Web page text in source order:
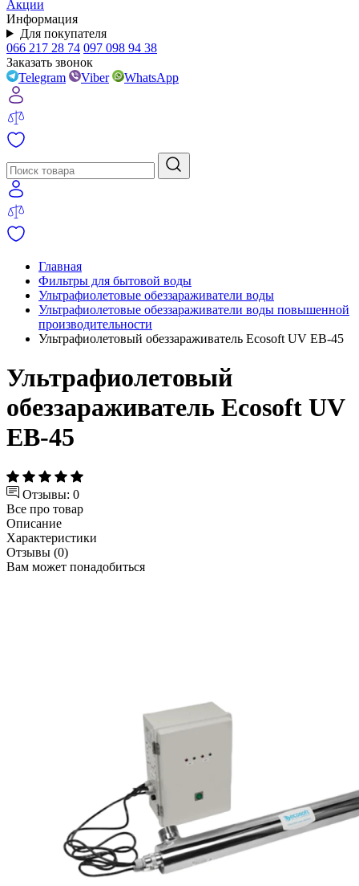
Акции
Информация
Для покупателя
066 217 28 74 097 098 94 38
Заказать звонок
Telegram
Viber WhatsApp
Главная
Фильтры для бытовой воды
Ультрафиолетовые обеззараживатели воды
Ультрафиолетовые обеззараживатели воды повышенной
производительности
Ультрафиолетовый обеззараживатель Ecosoft UV EB-45
Ультрафиолетовый
обеззараживатель Ecosoft UV
EB-45
Отзывы: 0
Все про товар
Описание
Характеристики
Отзывы (0)
Вам может понадобиться